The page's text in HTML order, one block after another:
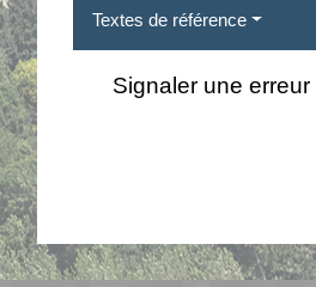
Textes de référence
Signaler une